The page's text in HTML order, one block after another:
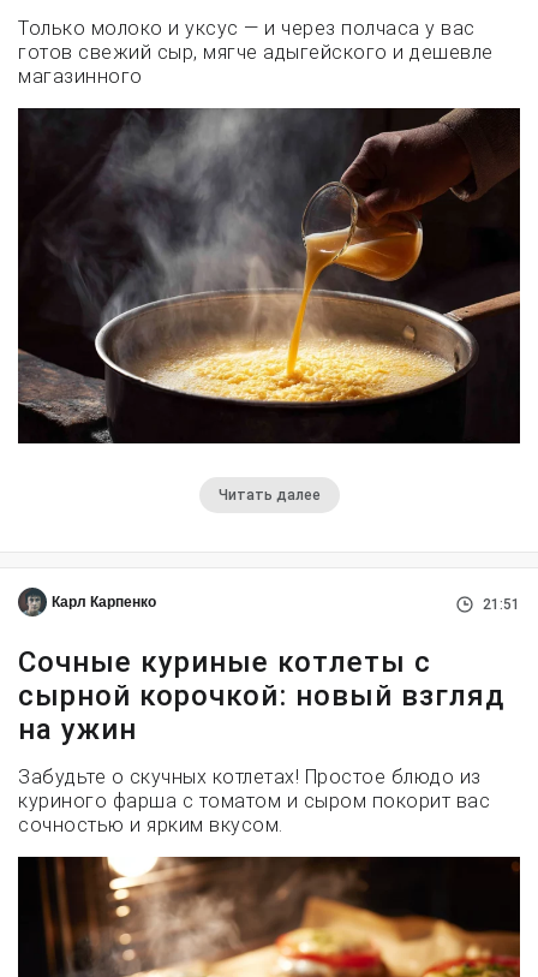
Только молоко и уксус — и через полчаса у вас
готов свежий сыр, мягче адыгейского и дешевле
магазинного
Читать далее
Карл Карпенко 21:51
Сочные куриные котлеты с
сырной корочкой: новый взгляд
на ужин
Забудьте о скучных котлетах! Простое блюдо из
куриного фарша с томатом и сыром покорит вас
сочностью и ярким вкусом.